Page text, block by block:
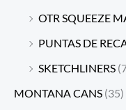
OTR SQUEEZE
PUNTAS DE
SKETCHLINERS
MONTANA CANS (35)